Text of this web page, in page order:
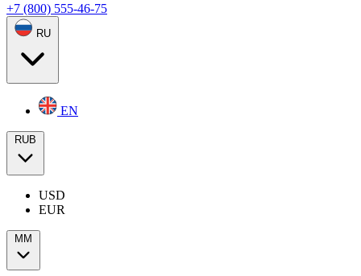
+7 (800) 555-46-75
RU
EN
RUB
USD
EUR
ММ